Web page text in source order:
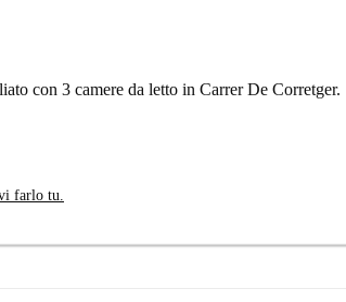
con 3 camere da letto in Carrer De Corretger.
farlo tu.